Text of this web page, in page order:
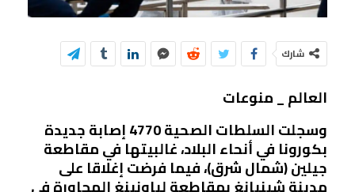
شارك
العالم _ منوعات
وسجلت السلطات الصحية 4770 إصابة جديدة
بكورونا في أنحاء البلاد، غالبيتها في مقاطعة
جيلين (شمال شرق)، فيما فرضت إغلاقا على
مدينة شينيانغ بمقاطعة لياونينغ المجاورة في